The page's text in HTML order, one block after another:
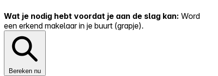
Wat je nodig hebt voordat je aan de slag kan: Word
een erkend makelaar in je buurt (grapje).
Bereken nu